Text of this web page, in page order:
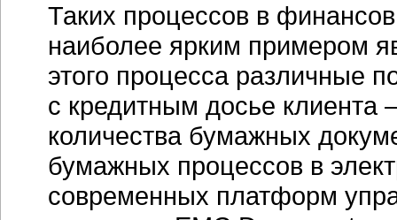
Таких процессов в
наиболее ярким примером
этого процесса различные
с кредитным досье
количества бумажных
бумажных процессов в
современных платформ